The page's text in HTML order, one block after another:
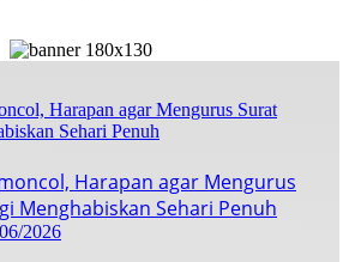
Harapan agar Mengurus
Menghabiskan Sehari Penuh
2026